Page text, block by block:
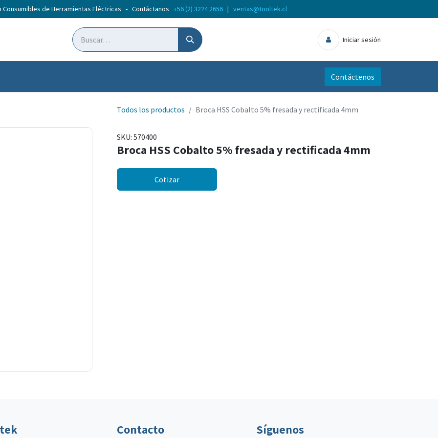
Consumibles de Herramientas Eléctricas - Contáctanos +56 (2) 3224 2656 | ventas@tooltek.cl
Iniciar sesión
Contáctenos
Todos los productos Broca HSS Cobalto 5% fresada y rectificada 4mm
SKU: 570400
Broca HSS Cobalto 5% fresada y rectificada 4mm
Cotizar
Contacto Síguenos